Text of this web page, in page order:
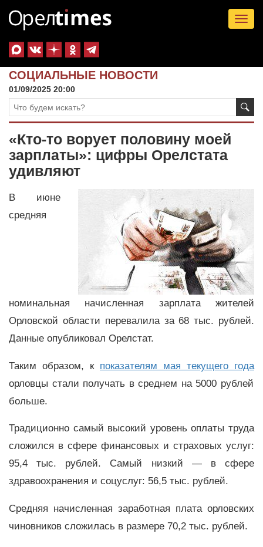
СОЦИАЛЬНЫЕ НОВОСТИ
01/09/2025 20:00
«Кто-то ворует половину моей
зарплаты»: цифры Орелстата
удивляют
В июне
средняя
номинальная начисленная зарплата жителей
Орловской области перевалила за 68 тыс. рублей.
Данные опубликовал Орелстат.
Таким образом, к показателям мая текущего года
орловцы стали получать в среднем на 5000 рублей
больше.
Традиционно самый высокий уровень оплаты труда
сложился в сфере финансовых и страховых услуг:
95,4 тыс. рублей. Самый низкий — в сфере
здравоохранения и соцуслуг: 56,5 тыс. рублей.
Средняя начисленная заработная плата орловских
чиновников сложилась в размере 70,2 тыс. рублей.